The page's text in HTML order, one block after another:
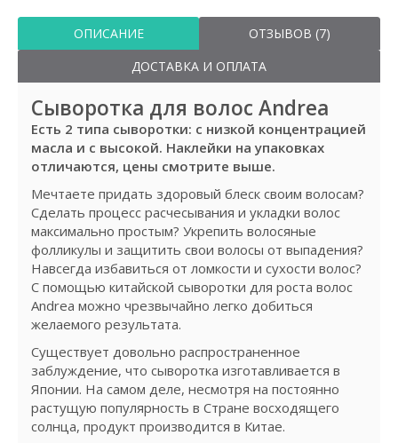
ОПИСАНИЕ
ОТЗЫВОВ (7)
ДОСТАВКА И ОПЛАТА
Сыворотка для волос Andrea
Есть 2 типа сыворотки: с низкой концентрацией
масла и с высокой. Наклейки на упаковках
отличаются, цены смотрите выше.
Мечтаете придать здоровый блеск своим волосам?
Сделать процесс расчесывания и укладки волос
максимально простым? Укрепить волосяные
фолликулы и защитить свои волосы от выпадения?
Навсегда избавиться от ломкости и сухости волос?
С помощью китайской сыворотки для роста волос
Andrea можно чрезвычайно легко добиться
желаемого результата.
Существует довольно распространенное
заблуждение, что сыворотка изготавливается в
Японии. На самом деле, несмотря на постоянно
растущую популярность в Стране восходящего
солнца, продукт производится в Китае.